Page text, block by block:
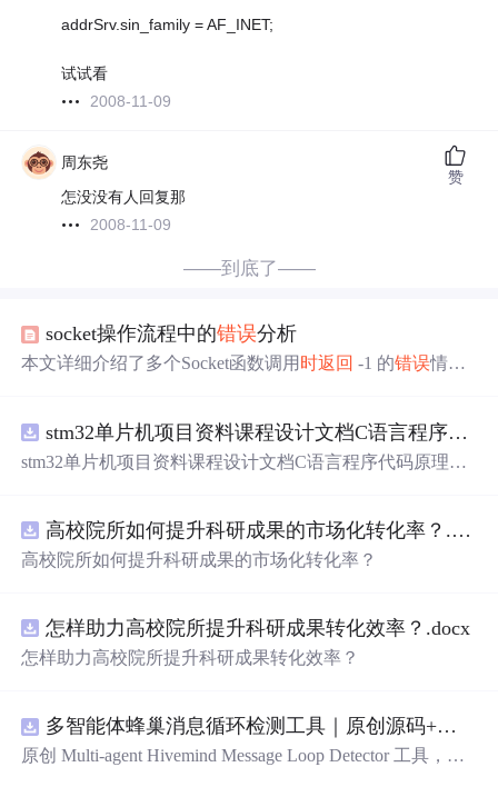
addrSrv.sin_family = AF_INET;
试试看
2008-11-09
周东尧
怎没没有人回复那
2008-11-09
赞
——到底了——
socket操作流程中的错误分析
本文详细介绍了多个Socket函数调用 时返回 -1 的错误情
了Linux网络编程socket错误分析的链接。 stm32单片机项目资料课程设计文档C语言程序代码原理图电路PCB实例悬挂运动控制系统论文资料
stm32单片机项目资料课程设计文档C语言程序代码原理图
高校院所如何提升科研成果的市场化转化率？.docx
高校院所如何提升科研成果的市场化转化率？
怎样助力高校院所提升科研成果转化效率？.docx
怎样助力高校院所提升科研成果转化效率？
多智能体蜂巢消息循环检测工具｜原创源码+测试+离线报告
原创 Multi-agent Hivemind Message Loop Detector 工具，建